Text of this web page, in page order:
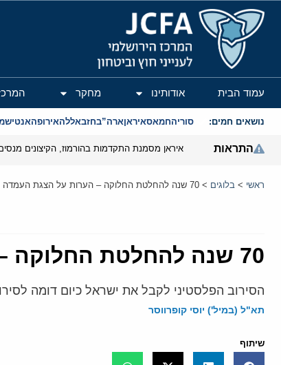
המרכז הירושלמי לענייני חוץ וביטחון
עמוד הבית אודותינו מחקר
נושאים חמים: סוריהחמאסאיראןארה”בחזבאללהאירופה
התראות איראן מסמנת התקדמות בהורמוז, הקיצונים
ראשי > בלוגים > 70 שנה להחלטת החלוקה – הערות על הצגת העמדה הפלסטינית
70 שנה להחלטת החלוקה – הערות על הצגת העמדה הפלסטינית
הסירוב הפלסטיני לקבל את ישראל כיום דומה לסירוב
תא"ל (במיל') יוסי קופרווסר
שיתוף